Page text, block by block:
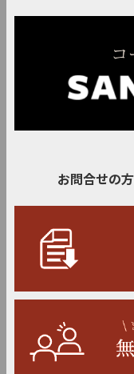
お問合せの